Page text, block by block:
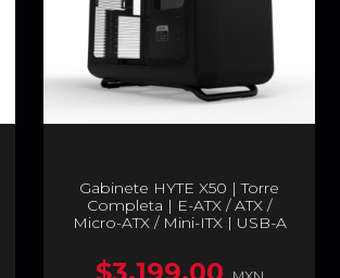
Gabinete HYTE X50 | Torre
Completa | E-ATX / ATX /
Micro-ATX / Mini-ITX | USB-A
Templado Acústico | Negro